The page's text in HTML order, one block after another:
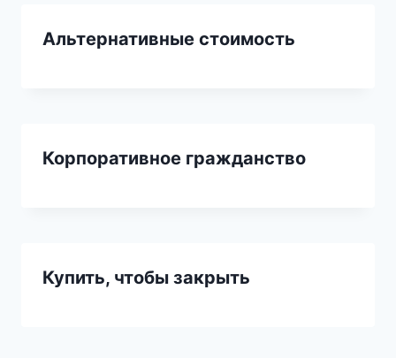
Альтернативные стоимость
Корпоративное гражданство
Купить, чтобы закрыть